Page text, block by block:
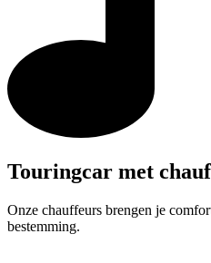
Touringcar met
Onze chauffeurs brengen je
bestemming.